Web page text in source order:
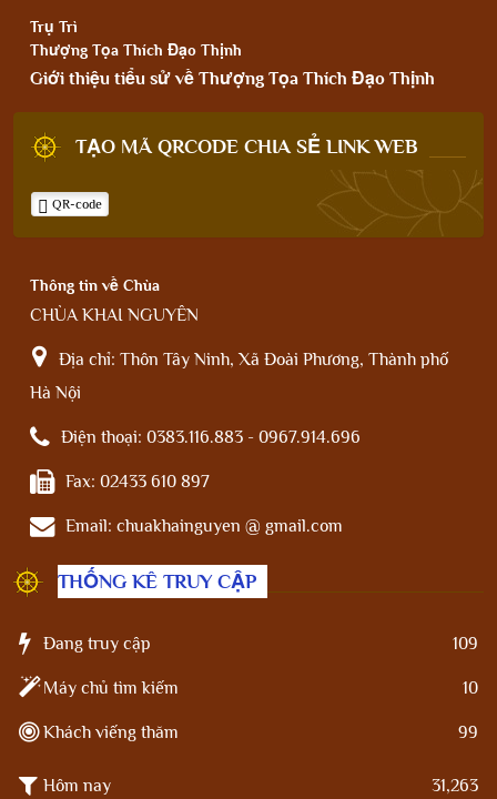
Trụ Trì
Thượng Tọa Thích Đạo Thịnh
Giới thiệu tiểu sử về Thượng Tọa Thích Đạo Thịnh
TẠO MÃ QRCODE CHIA SẺ LINK WEB
QR-code
Thông tin về Chùa
CHÙA KHAI NGUYÊN
Địa chỉ: Thôn Tây Ninh, Xã Đoài Phương, Thành phố
Hà Nội
Điện thoại: 0383.116.883 - 0967.914.696
Fax: 02433 610 897
Email: chuakhainguyen @ gmail.com
THỐNG KÊ TRUY CẬP
Đang truy cập 109
Máy chủ tìm kiếm 10
Khách viếng thăm 99
Hôm nay 31,263